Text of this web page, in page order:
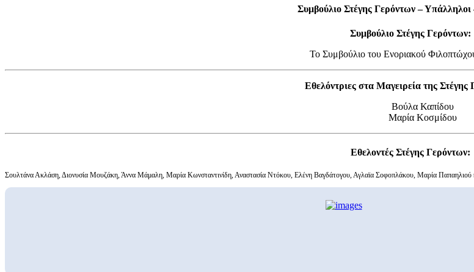
Συμβούλιο Στέγης Γερόντων – Υπάλληλοι
Συμβούλιο Στέγης Γερόντων:
Το Συμβούλιο του Ενοριακού
Εθελόντριες στα Μαγειρεία της Στέγης
Βούλα Καπίδου
Μαρία Κοσμίδου
Εθελοντές Στέγης Γερόντων:
Σουλτάνα Ακλάση, Διονυσία Μουζάκη, Άννα Μάμαλη, Μαρία Κωνσταντινίδη, Αναστασία Ντόκου, Ελένη Βαγδάτογου, Αγλαϊα Σοφοπλάκου, Μαρία Παπαηλιού